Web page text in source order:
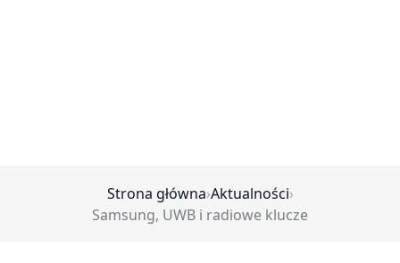
Strona główna›Aktualności›
Samsung, UWB i radiowe klucze